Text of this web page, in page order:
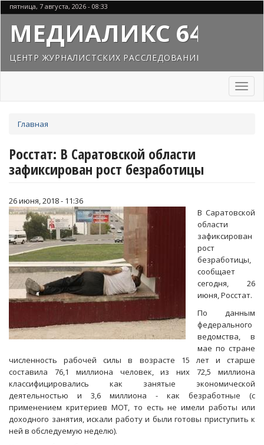
Перейти
к
основному
содержанию
пятница, 7 августа, 2026 - 08:33
МЕДИАЛИКС 64
ЦЕНТР ЖУРНАЛИСТСКИХ РАССЛЕДОВАНИЙ
Toggle
здесь
Главная
Росстат: В Саратовской области
зафиксирован рост безработицы
26 июня, 2018 - 11:36
В Саратовской
области
зафиксирован
рост
безработицы,
сообщает
сегодня, 26
июня, Росстат.
По данным
федерального
ведомства, в
мае по стране
численность рабочей силы в возрасте 15 лет и старше
составила 76,1 миллиона человек, из них 72,5 миллиона
классифицировались как занятые экономической
деятельностью и 3,6 миллиона - как безработные (с
применением критериев МОТ, то есть не имели работы или
доходного занятия, искали работу и были готовы приступить к
ней в обследуемую неделю).